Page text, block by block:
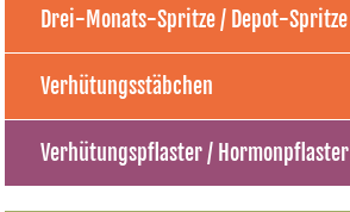
Drei-Monats-Spritze / Depot-Spritze
Verhütungsstäbchen
Verhütungspflaster / Hormonpflaster